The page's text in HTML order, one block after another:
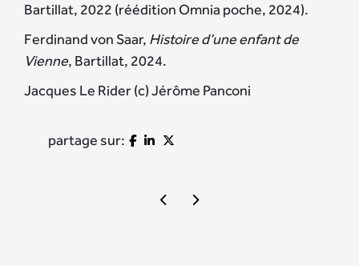
Bartillat, 2022 (réédition Omnia poche, 2024).
Ferdinand von Saar, Histoire d’une enfant de
Vienne, Bartillat, 2024.
Jacques Le Rider (c) Jérôme Panconi
partage sur: